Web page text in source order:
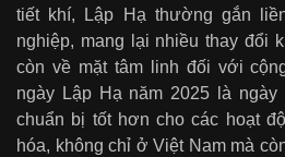
tiết khí, Lập Hạ thường gắn
nghiệp, mang lại nhiều thay đổi
còn về mặt tâm linh đối với
ngày Lập Hạ năm 2025 là
chuẩn bị tốt hơn cho các hoạt
hóa, không chỉ ở Việt Nam mà